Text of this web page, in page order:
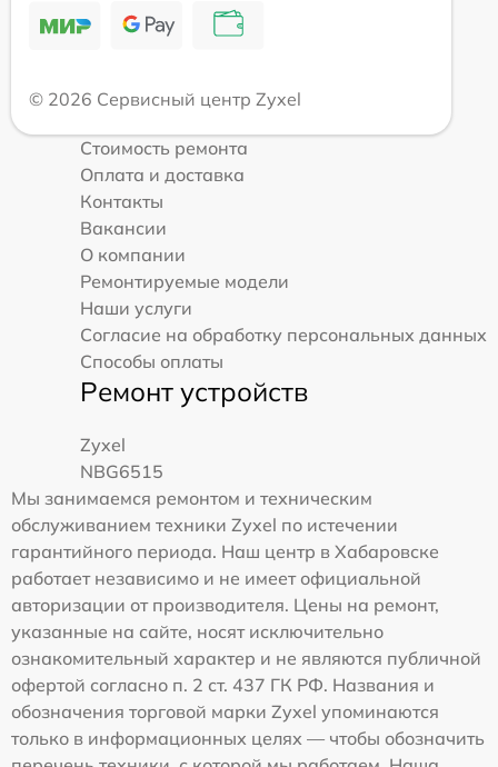
© 2026 Сервисный центр Zyxel
Стоимость ремонта
Оплата и доставка
Контакты
Вакансии
О компании
Ремонтируемые модели
Наши услуги
Согласие на обработку персональных данных
Способы оплаты
Ремонт устройств
Zyxel
NBG6515
Мы занимаемся ремонтом и техническим
обслуживанием техники Zyxel по истечении
гарантийного периода. Наш центр в Хабаровске
работает независимо и не имеет официальной
авторизации от производителя. Цены на ремонт,
указанные на сайте, носят исключительно
ознакомительный характер и не являются публичной
офертой согласно п. 2 ст. 437 ГК РФ. Названия и
обозначения торговой марки Zyxel упоминаются
только в информационных целях — чтобы обозначить